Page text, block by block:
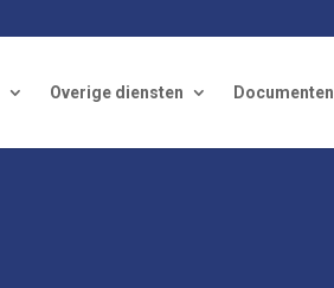
Overige diensten Documenten